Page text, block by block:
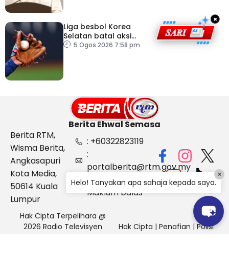
Liga besbol Korea
Selatan batal aksi
susulan gelombang haba
5 Ogos 2026 7:58 pm
×
Berita Ehwal Semasa
Berita RTM,
Wisma Berita,
Angkasapuri
Kota Media,
50614 Kuala
Lumpur
: +60322823119
:
portalberita@rtm.gov.my
: Aduan &
Maklum balas
Hak Cipta Terpelihara @
2026 Radio Televisyen
Hak Cipta | Penafian | Polisi
Helo! Tanyakan apa sahaja kepada saya.
×